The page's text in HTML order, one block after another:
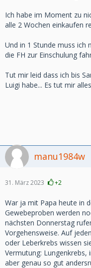
Ich habe im Moment zu
alle 2 Wochen einkaufen
Und in 1 Stunde muss ich
die FH zur Einschulung
Tut mir leid dass ich bis
Luigi habe... Es tut mir
manu1984w
31. März 2023 +2
War ja mit Papa heute in
Gewebeproben werden
nächsten Donnerstag
Vorgehensweise. Auf
oder Leberkrebs wissen
Vermutung:
aber genau so gut